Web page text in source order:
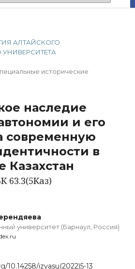
АЛТАЙСКОГО
исторические
наследие
и его
современную
в
Казахстан
63.3(5Каз)
университет (Барнаул, Россия)
10.14258/izvasu(2022)5-13